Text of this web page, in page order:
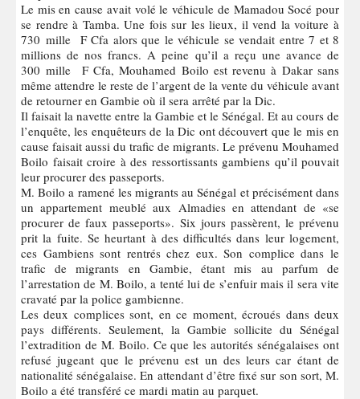
Le mis en cause avait volé le véhicule de Mamadou Socé pour
se rendre à Tamba. Une fois sur les lieux, il vend la voiture à
730 mille F Cfa alors que le véhicule se vendait entre 7 et 8
millions de nos francs. A peine qu’il a reçu une avance de
300 mille F Cfa, Mouhamed Boilo est revenu à Dakar sans
même attendre le reste de l’argent de la vente du véhicule avant
de retourner en Gambie où il sera arrêté par la Dic.
Il faisait la navette entre la Gambie et le Sénégal. Et au cours de
l’enquête, les enquêteurs de la Dic ont découvert que le mis en
cause faisait aussi du trafic de migrants. Le prévenu Mouhamed
Boilo faisait croire à des ressortissants gambiens qu’il pouvait
leur procurer des passeports.
M. Boilo a ramené les migrants au Sénégal et précisément dans
un appartement meublé aux Almadies en attendant de «se
procurer de faux passeports». Six jours passèrent, le prévenu
prit la fuite. Se heurtant à des difficultés dans leur logement,
ces Gambiens sont rentrés chez eux. Son complice dans le
trafic de migrants en Gambie, étant mis au parfum de
l’arrestation de M. Boilo, a tenté lui de s’enfuir mais il sera vite
cravaté par la police gambienne.
Les deux complices sont, en ce moment, écroués dans deux
pays différents. Seulement, la Gambie sollicite du Sénégal
l’extradition de M. Boilo. Ce que les autorités sénégalaises ont
refusé jugeant que le prévenu est un des leurs car étant de
nationalité sénégalaise. En attendant d’être fixé sur son sort, M.
Boilo a été transféré ce mardi matin au parquet.